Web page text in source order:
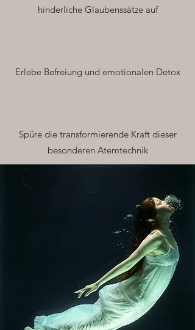
hinderliche Glaubenssätze auf
Erlebe Befreiung und emotionalen Detox
Spüre die transformierende Kraft dieser
besonderen Atemtechnik